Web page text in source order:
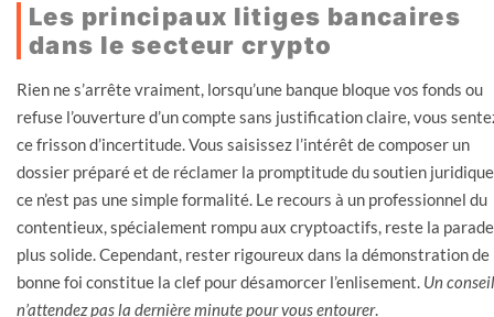
Les principaux litiges bancaires
dans le secteur crypto
Rien ne s’arrête vraiment, lorsqu’une banque bloque vos fonds ou
refuse l’ouverture d’un compte sans justification claire, vous
ce frisson d’incertitude. Vous saisissez l’intérêt de composer un
dossier préparé et de réclamer la promptitude du soutien
ce n’est pas une simple formalité. Le recours à un professionnel du
contentieux, spécialement rompu aux cryptoactifs, reste la
plus solide. Cependant, rester rigoureux dans la démonstration de
bonne foi constitue la clef pour désamorcer l’enlisement. Un
n’attendez pas la dernière minute pour vous entourer.